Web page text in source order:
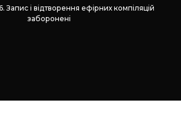
і відтворення ефірних компіляцій
заборонені